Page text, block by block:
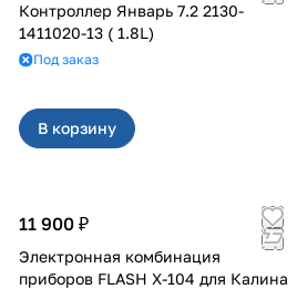
Контроллер Январь 7.2 2130-
1411020-13 ( 1.8L)
Под заказ
В корзину
11 900 ₽
Электронная комбинация
приборов FLASH X-104 для Калина